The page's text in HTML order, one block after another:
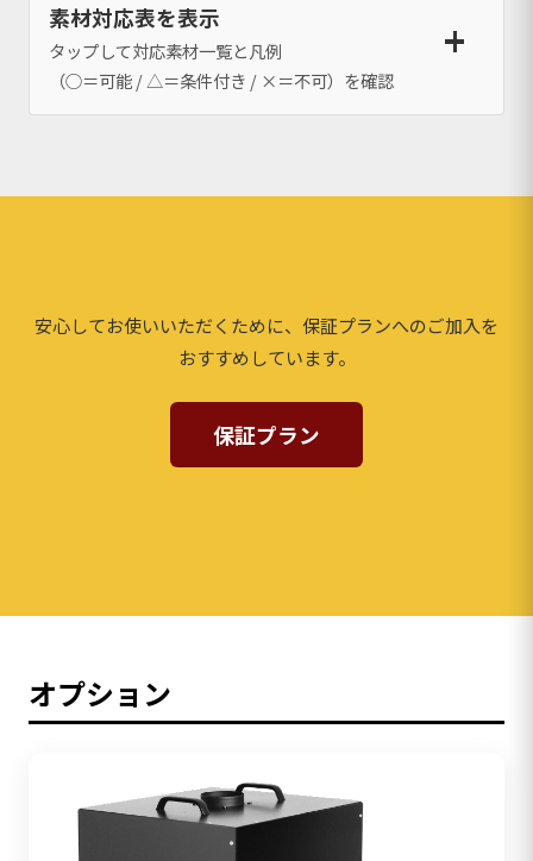
素材対応表を表示
タップして対応素材一覧と凡例
（○＝可能 / △＝条件付き / ×＝不可）を確認
安心してお使いいただくために、保証プランへのご加入を
おすすめしています。
保証プラン
オプション